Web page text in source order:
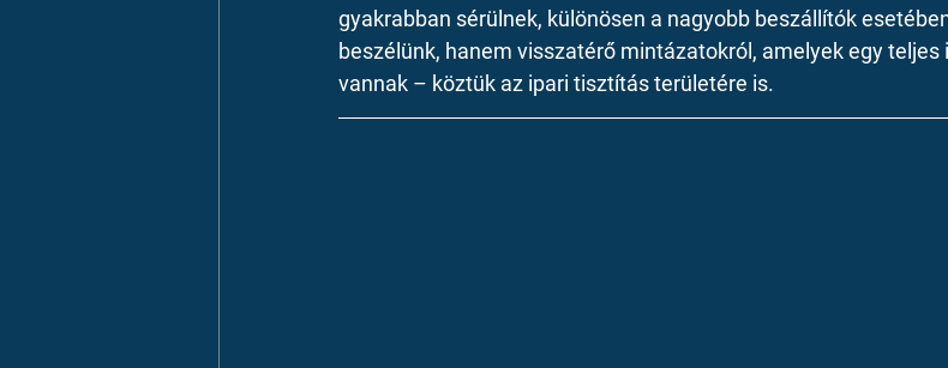
gyakrabban sérülnek, különösen a nagyobb beszállítók
beszélünk, hanem visszatérő mintázatokról, amelyek egy
vannak – köztük az ipari tisztítás területére is.